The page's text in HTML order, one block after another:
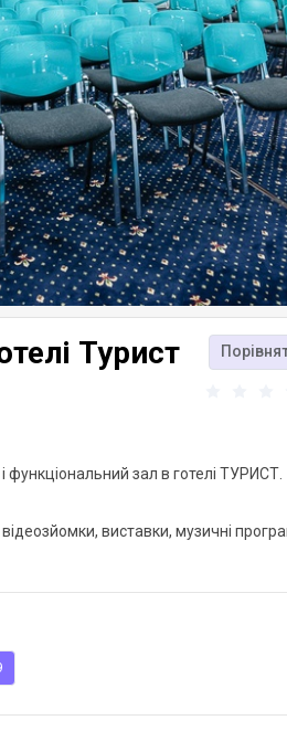
Турист
зал в готелі ТУРИСТ.
відеозйомки, виставки, музичні